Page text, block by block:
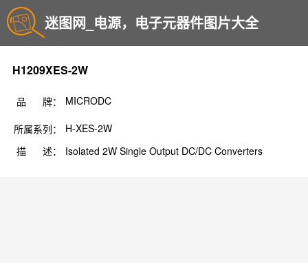
迷图网_电源，电子元器件图片大全
H1209XES-2W
品 牌： MICRODC
所属系列：
H-XES-2W
描 述：
Isolated 2W Single Output DC/DC Converters